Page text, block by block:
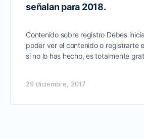
señalan para 2018.
Contenido sobre registro Debes
poder ver el contenido o registrarte
si no lo has hecho, es totalmente
29 diciembre, 2017